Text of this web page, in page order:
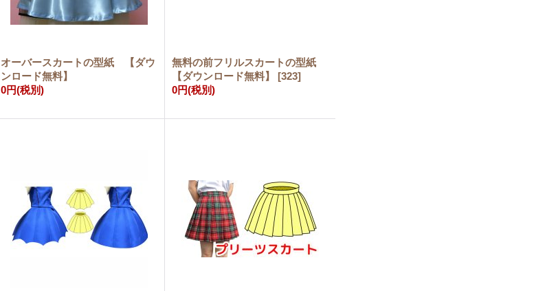
オーバースカートの型紙 【ダウ
ンロード無料】
0円(税別)
無料の前フリルスカートの型紙
【ダウンロード無料】
[323]
0円(税別)